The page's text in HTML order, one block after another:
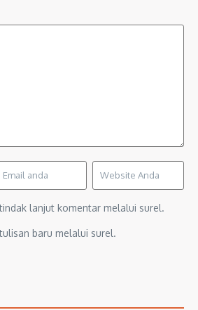
lanjut komentar melalui surel.
baru melalui surel.